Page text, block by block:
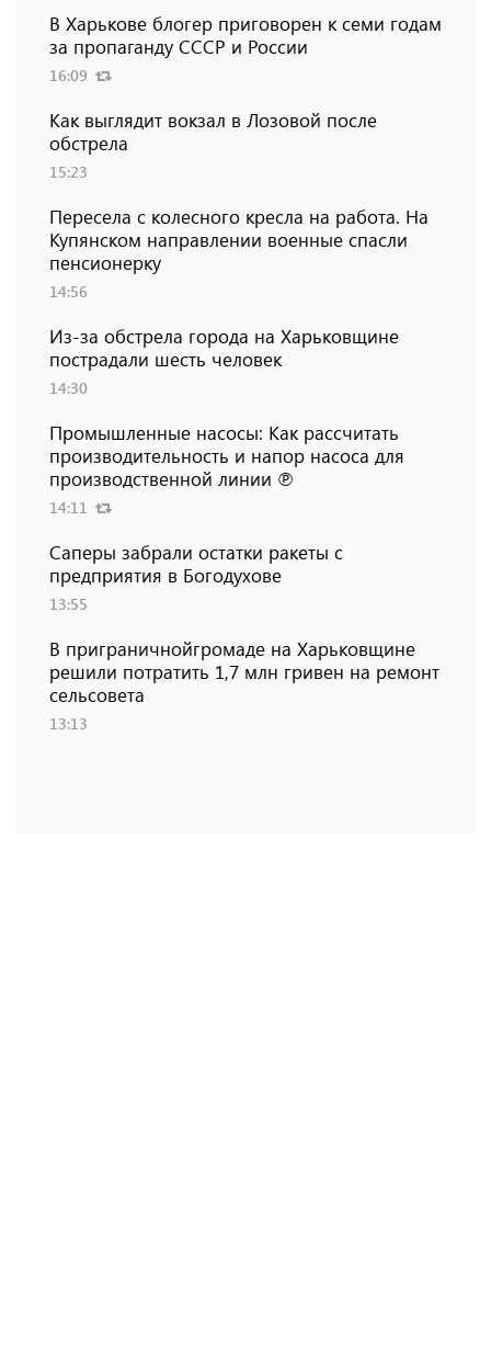
В Харькове блогер приговорен к семи годам
за пропаганду СССР и России
16:09
Как выглядит вокзал в Лозовой после
обстрела
15:23
Пересела с колесного кресла на работа. На
Купянском направлении военные спасли
пенсионерку
14:56
Из-за обстрела города на Харьковщине
пострадали шесть человек
14:30
Промышленные насосы: Как рассчитать
производительность и напор насоса для
производственной линии ℗
14:11
Саперы забрали остатки ракеты с
предприятия в Богодухове
13:55
В приграничнойгромаде на Харьковщине
решили потратить 1,7 млн ​​гривен на ремонт
сельсовета
13:13